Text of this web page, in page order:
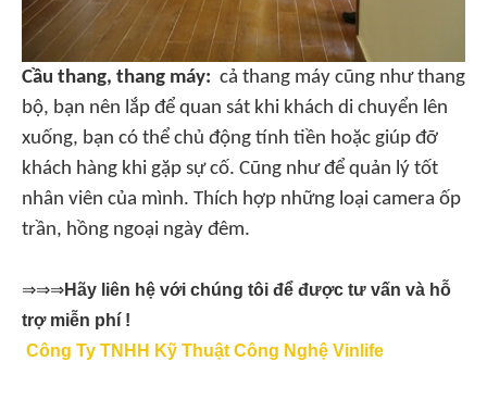
Cầu thang, thang máy: cả thang máy cũng như thang
bộ, bạn nên lắp để quan sát khi khách di chuyển lên
xuống, bạn có thể chủ động tính tiền hoặc giúp đỡ
khách hàng khi gặp sự cố. Cũng như để quản lý tốt
nhân viên của mình. Thích hợp những loại camera ốp
trần, hồng ngoại ngày đêm.
⇒⇒⇒Hãy liên hệ với chúng tôi để được tư vấn và hỗ
trợ miễn phí !
Công Ty TNHH Kỹ Thuật Công Nghệ Vinlife